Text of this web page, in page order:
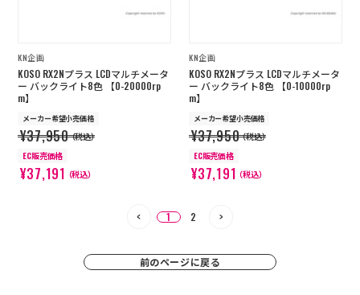
KN企画
KOSO RX2Nプラス LCDマルチメータ
ー バックライト8色 【0-20000rp
m】
メーカー希望小売価格
¥37,950（税込）
EC販売価格
¥37,191 （税込）
KN企画
KOSO RX2Nプラス LCDマルチメータ
ー バックライト8色 【0-10000rp
m】
メーカー希望小売価格
¥37,950（税込）
EC販売価格
¥37,191 （税込）
1 2
前のページに戻る